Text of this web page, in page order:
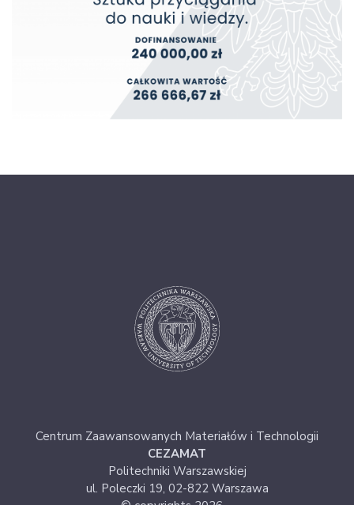
Centrum Zaawansowanych Materiałów i Technologii
CEZAMAT
Politechniki Warszawskiej
ul. Poleczki 19, 02-822 Warszawa